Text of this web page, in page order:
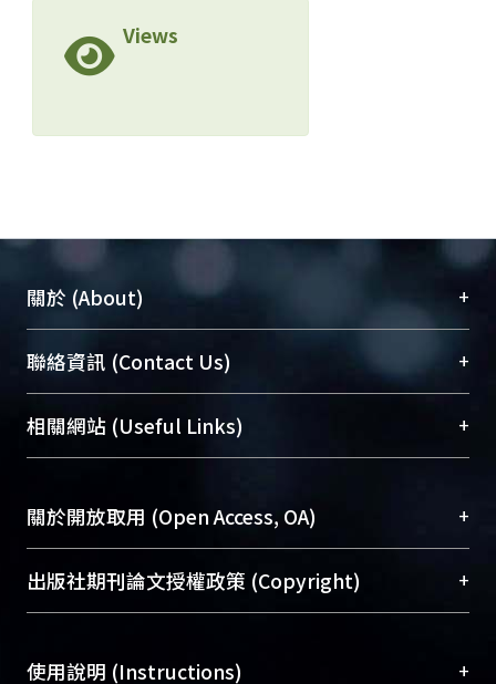
Views
關於 (About) +
臺大位居世界頂尖大學之列，為永久珍藏及向國際
展現本校豐碩的研究成果及學術能量，圖書館整合
機構典藏（NTUR）與學術庫（AH）不同功能平
台，成為臺大學術典藏NTU scholars。期能整合研
成果。
To permanently archive and promote researcher
profiles and scholarly works, Library integrates the
services of “NTU Repository” with “Academic
聯絡資訊 (Contact Us) +
總館學科館員(Main Library)
醫學圖書館學科館員(Medical Library)
Sciences Library)
相關網站 (Useful Links) +
關於開放取用 (Open Access, OA) +
開放取用是從使用者角度提升資訊取用性的社會運
動，應用在學術研究上是透過將研究著作公開供使
用逐年攀升。同時可加速研究發展、提升研究影響
出版社期刊論文授權政策 (Copyright) +
含部分內容的版權非匯入者所有，或由第三方贊
使用說明 (Instructions) +